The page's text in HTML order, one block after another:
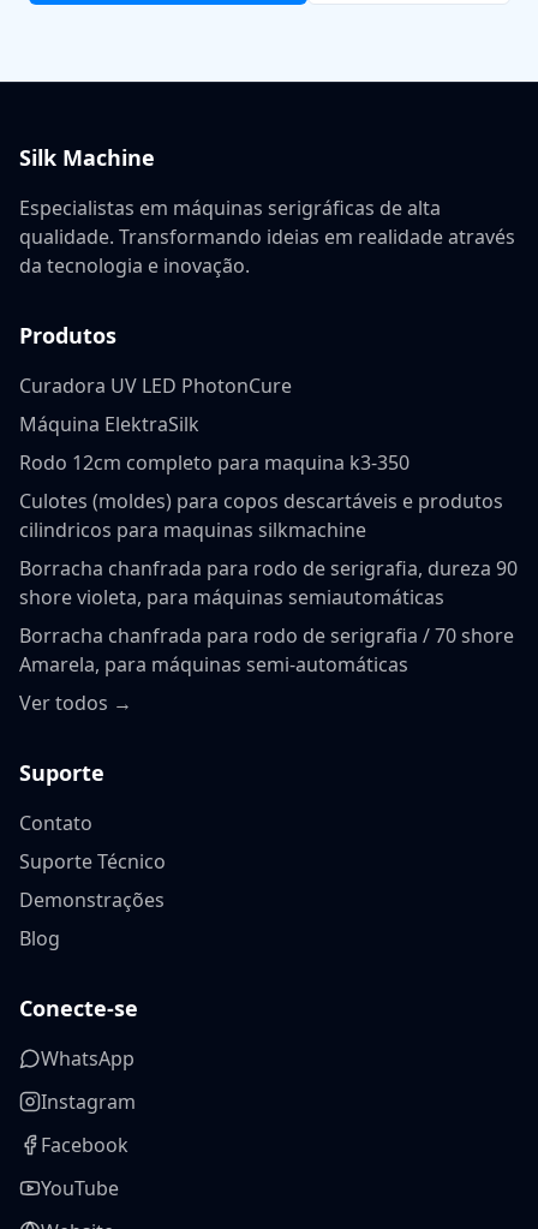
Silk Machine
Especialistas em máquinas serigráficas de alta
qualidade. Transformando ideias em realidade através
da tecnologia e inovação.
Produtos
Curadora UV LED PhotonCure
Máquina ElektraSilk
Rodo 12cm completo para maquina k3-350
Culotes (moldes) para copos descartáveis e produtos
cilindricos para maquinas silkmachine
Borracha chanfrada para rodo de serigrafia, dureza 90
shore violeta, para máquinas semiautomáticas
Borracha chanfrada para rodo de serigrafia / 70 shore
Amarela, para máquinas semi-automáticas
Ver todos →
Suporte
Contato
Suporte Técnico
Demonstrações
Blog
Conecte-se
WhatsApp
Instagram
Facebook
YouTube